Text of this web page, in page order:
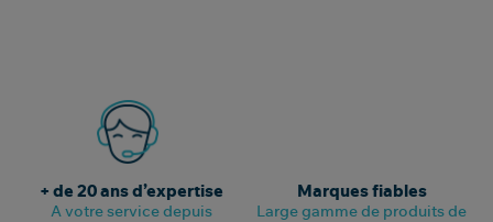
+ de 20 ans d’expertise
A votre service depuis
Marques fiables
Large gamme de produits de